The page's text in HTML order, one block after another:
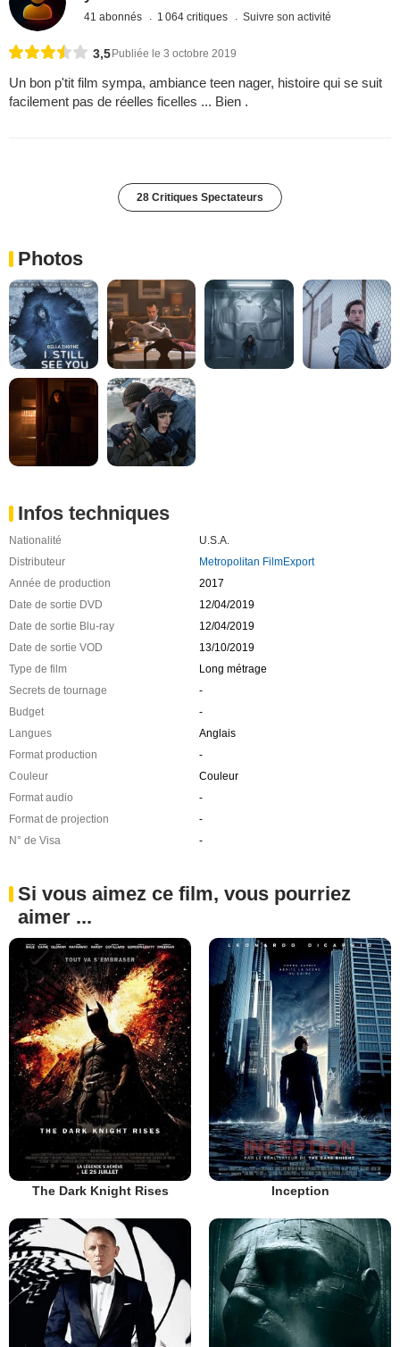
41 abonnés 1 064 critiques Suivre son activité
3,5 Publiée le 3 octobre 2019
Un bon p'tit film sympa, ambiance teen nager, histoire qui se suit
facilement pas de réelles ficelles ... Bien .
28 Critiques Spectateurs
Photos
Infos techniques
Nationalité
U.S.A.
Distributeur
Metropolitan FilmExport
Année de production
2017
Date de sortie DVD
12/04/2019
Date de sortie Blu-ray
12/04/2019
Date de sortie VOD
13/10/2019
Type de film
Long métrage
Secrets de tournage
-
Budget
-
Langues
Anglais
Format production
-
Couleur
Couleur
Format audio
-
Format de projection
-
N° de Visa
-
Si vous aimez ce film, vous pourriez
aimer ...
The Dark Knight Rises Inception